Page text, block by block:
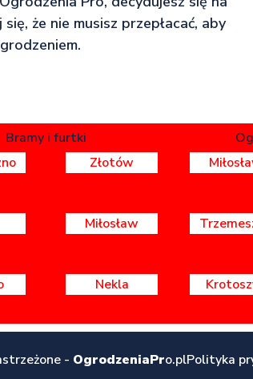
że nie musisz przepłacać, aby
Bramy i furtki
Złotów
Miłosław
Nekla
- OgrodzeniaPro.plPolityka